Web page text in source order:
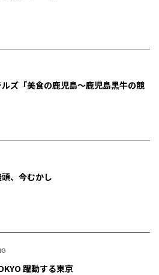
ズ「美食の鹿児島～鹿児島黒牛の競
、今むかし
躍動する東京